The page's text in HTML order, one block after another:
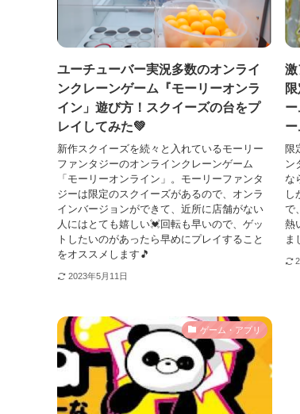
ユーチューバー実況多数のオンライ
ンクレーンゲーム『モーリーオンラ
イン」遊び方！スクイーズの台をプ
レイしてみた💚
新作スクイーズを続々と入れているモーリー
ファンタジーのオンラインクレーンゲーム
「モーリーオンライン」。モーリーファンタ
ジーは限定のスクイーズがあるので、オンラ
インバージョンができて、近所に店舗がない
人にはとても嬉しい💓回転も早いので、ゲッ
トしたいのがあったら早めにプレイすること
をオススメします🎵
2023年5月11日
激
限
ン
な
し
で
熱
ま
ゲーム・アプリ